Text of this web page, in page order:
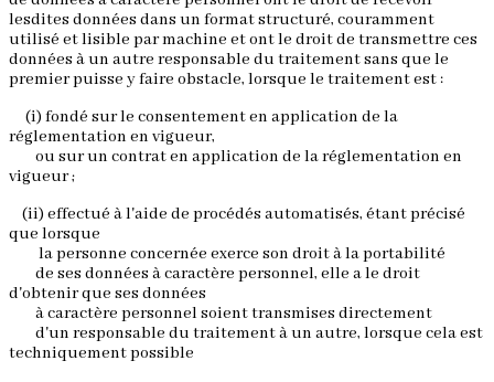
lesdites données dans un format structuré, couramment
utilisé et lisible par machine et ont le droit de transmettre ces
données à un autre responsable du traitement sans que le
premier puisse y faire obstacle, lorsque le traitement est :
(i) fondé sur le consentement en application de la
réglementation en vigueur,
ou sur un contrat en application de la réglementation en
vigueur ;
(ii) effectué à l'aide de procédés automatisés, étant précisé
que lorsque
la personne concernée exerce son droit à la portabilité
de ses données à caractère personnel, elle a le droit
d'obtenir que ses données
à caractère personnel soient transmises directement
d'un responsable du traitement à un autre, lorsque cela est
techniquement possible